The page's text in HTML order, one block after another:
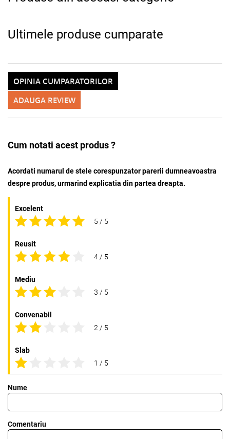
Ultimele produse cumparate
ADAUGA REVIEW
OPINIA CUMPARATORILOR
Cum notati acest produs ?
Acordati numarul de stele corespunzator parerii dumneavoastra
despre produs, urmarind explicatia din partea dreapta.
Excelent
5 / 5
Reusit
4 / 5
Mediu
3 / 5
Convenabil
2 / 5
Slab
1 / 5
Nume
Comentariu